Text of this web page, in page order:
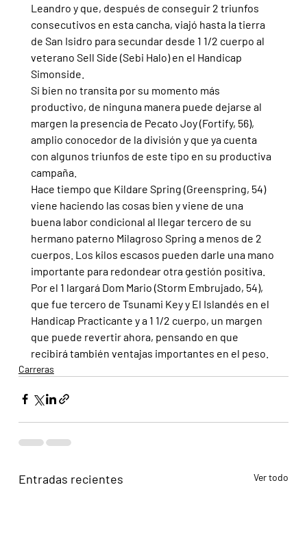
Leandro y que, después de conseguir 2 triunfos
consecutivos en esta cancha, viajó hasta la tierra
de San Isidro para secundar desde 1 1/2 cuerpo al
veterano Sell Side (Sebi Halo) en el Handicap
Simonside.
Si bien no transita por su momento más
productivo, de ninguna manera puede dejarse al
margen la presencia de Pecato Joy (Fortify, 56),
amplio conocedor de la división y que ya cuenta
con algunos triunfos de este tipo en su productiva
campaña.
Hace tiempo que Kildare Spring (Greenspring, 54)
viene haciendo las cosas bien y viene de una
buena labor condicional al llegar tercero de su
hermano paterno Milagroso Spring a menos de 2
cuerpos. Los kilos escasos pueden darle una mano
importante para redondear otra gestión positiva.
Por el 1 largará Dom Mario (Storm Embrujado, 54),
que fue tercero de Tsunami Key y El Islandés en el
Handicap Practicante y a 1 1/2 cuerpo, un margen
que puede revertir ahora, pensando en que
recibirá también ventajas importantes en el peso.
Carreras
Entradas recientes Ver todo